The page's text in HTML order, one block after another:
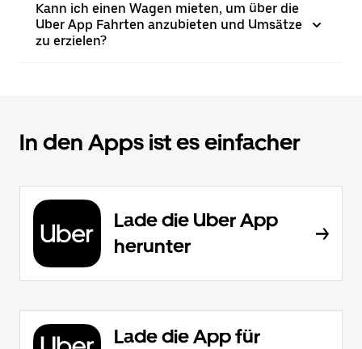
Kann ich einen Wagen mieten, um über die
Uber App Fahrten anzubieten und Umsätze
zu erzielen?
In den Apps ist es einfacher
Lade die Uber App
herunter
Lade die App für